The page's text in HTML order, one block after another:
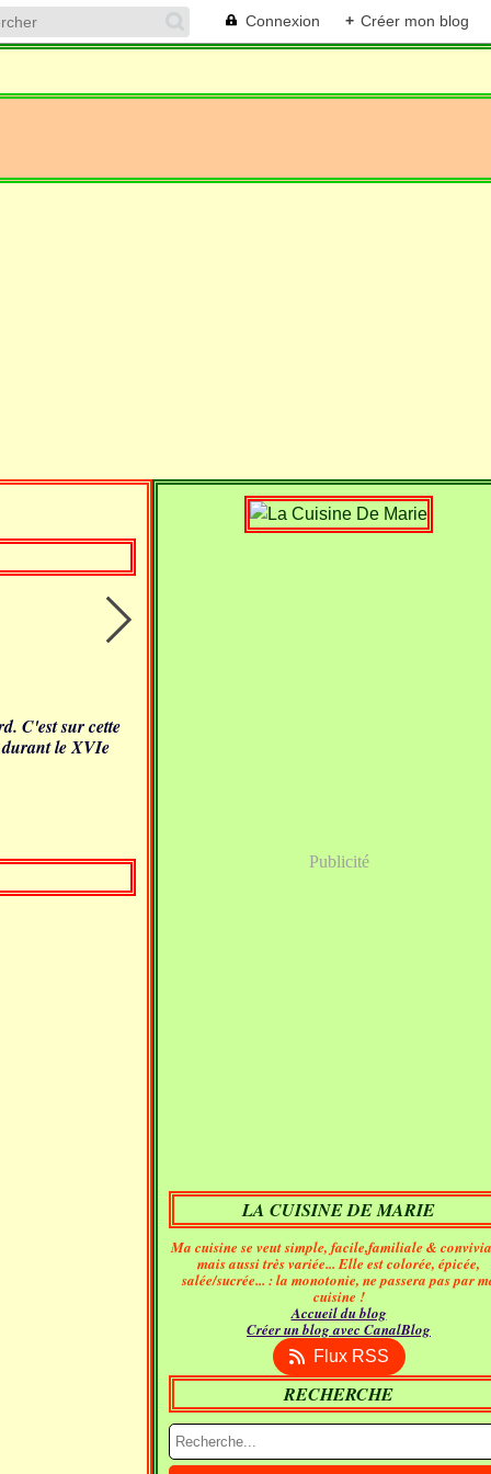
Connexion + Créer mon blog
C'est sur cette
durant le XVIe
Publicité
LA CUISINE DE MARIE
Ma cuisine se veut simple, facile,familiale &
mais aussi très variée... Elle est colorée, épicée,
salée/sucrée... : la monotonie, ne passera pas par
cuisine !
Accueil du blog
Créer un blog avec CanalBlog
Flux RSS
RECHERCHE